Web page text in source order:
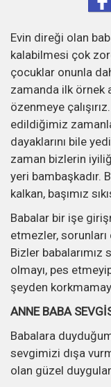
Evin direği olan
kalabilmesi çok
çocuklar onunla
zamanda ilk örnek
özenmeye
edildiğimiz
dayaklarını bile
zaman bizlerin
yeri bambaşkadır.
kalkan, başımız
Babalar bir işe
etmezler,
Bizler babalarımız
olmayı, pes
şeyden
ANNE BABA
Babalara
sevgimizi dışa
olan güzel